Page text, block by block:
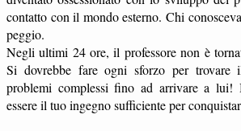
contatto con il mondo esterno. Chi
peggio.
Negli ultimi 24 ore, il professore non è
Si dovrebbe fare ogni sforzo per trovare
problemi complessi fino ad arrivare a lui!
essere il tuo ingegno sufficiente per